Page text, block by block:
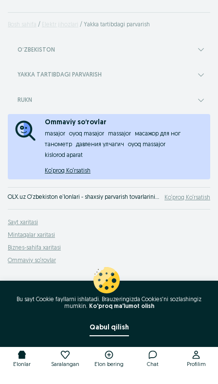
Bosh sahifa Elektr jihozlari Yakka tartibdagi parvarish
OʻZBEKISTON
YAKKA TARTIBDAGI PARVARISH
RUKN
Ommaviy so‘rovlar
masajor oyoq masajor massajor
масажор для ног
танометр
давления улчагич
oyoq massajor
kislorod aparat
Ko‘proq Ko‘rsatish
OLX.uz O‘zbekiston e‘lonlari - shaxsiy parvarish tovarlarininng keng turdagi assortimenti va eng arzon narxlar. O‘z-o‘zini parvarishlash texnikalarini xamyonbop narxda hozirning o‘zida sotib oling! Ko‘proq Ko‘rsatish
Sayt xaritasi
Mintaqalar xaritasi
Biznes-sahifa xaritasi
Ommaviy so‘rovlar
E'lonlar Saralangan E'lon bering Chat Profilim
Bu sayt Cookie fayllarni ishlatadi. Brauzeringizda Cookies'ni sozlashingiz
mumkin. Ko'proq ma'lumot olish
Qabul qilish